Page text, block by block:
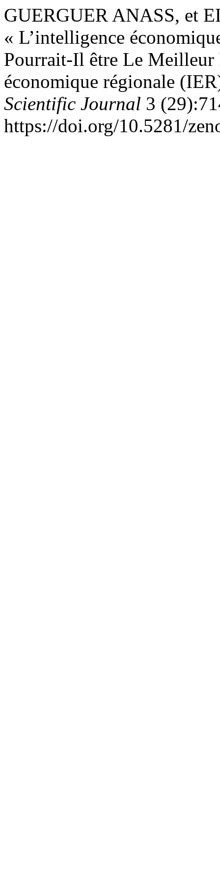
GUERGUER ANASS, et
« L’intelligence
Pourrait-Il être Le Meilleur
économique régionale
Scientific Journal 3
https://doi.org/10.5281/